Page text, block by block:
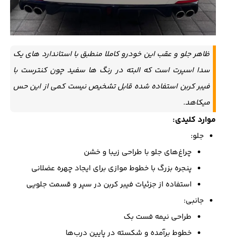
ظاهر جلو و عقب این خودرو کاملا منطبق با استاندارد های یک
سدا اسپرت است که البته در رنگ ها سفید چون کنترست با
فیبر کربن استفاده شده قابل تشخیص نیست کمی از این حس
میکاهد.
موارد کلیدی:
جلو:
چراغ‌های جلو با طراحی زیبا و خشن
پنجره بزرگ با خطوط موازی برای ایجاد چهره عضلانی
استفاده از جزئیات فیبر کربن در سپر و قسمت جلویی
جانبی:
طراحی نیمه فست بک
خطوط برآمده و شکسته در پایین درب‌ها